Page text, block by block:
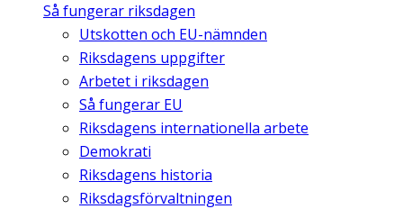
Så fungerar riksdagen
Utskotten och EU-nämnden
Riksdagens uppgifter
Arbetet i riksdagen
Så fungerar EU
Riksdagens internationella arbete
Demokrati
Riksdagens historia
Riksdagsförvaltningen